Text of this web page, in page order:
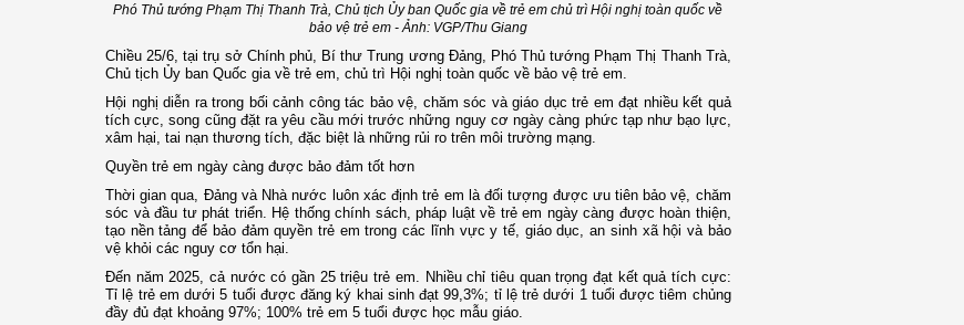
Phó Thủ tướng Phạm Thị Thanh Trà, Chủ tịch Ủy ban Quốc gia về trẻ em chủ trì Hội nghị toàn quốc về
bảo vệ trẻ em - Ảnh: VGP/Thu Giang
Chiều 25/6, tại trụ sở Chính phủ, Bí thư Trung ương Đảng, Phó Thủ tướng Phạm Thị Thanh Trà,
Chủ tịch Ủy ban Quốc gia về trẻ em, chủ trì Hội nghị toàn quốc về bảo vệ trẻ em.
Hội nghị diễn ra trong bối cảnh công tác bảo vệ, chăm sóc và giáo dục trẻ em đạt nhiều kết quả
tích cực, song cũng đặt ra yêu cầu mới trước những nguy cơ ngày càng phức tạp như bạo lực,
xâm hại, tai nạn thương tích, đặc biệt là những rủi ro trên môi trường mạng.
Quyền trẻ em ngày càng được bảo đảm tốt hơn
Thời gian qua, Đảng và Nhà nước luôn xác định trẻ em là đối tượng được ưu tiên bảo vệ, chăm
sóc và đầu tư phát triển. Hệ thống chính sách, pháp luật về trẻ em ngày càng được hoàn thiện,
tạo nền tảng để bảo đảm quyền trẻ em trong các lĩnh vực y tế, giáo dục, an sinh xã hội và bảo
vệ khỏi các nguy cơ tổn hại.
Đến năm 2025, cả nước có gần 25 triệu trẻ em. Nhiều chỉ tiêu quan trọng đạt kết quả tích cực:
Tỉ lệ trẻ em dưới 5 tuổi được đăng ký khai sinh đạt 99,3%; tỉ lệ trẻ dưới 1 tuổi được tiêm chủng
đầy đủ đạt khoảng 97%; 100% trẻ em 5 tuổi được học mẫu giáo.